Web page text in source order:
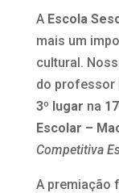
A Escola
mais um
cultural.
do professor
3º lugar na
Escolar –
Competitiva
A premiação